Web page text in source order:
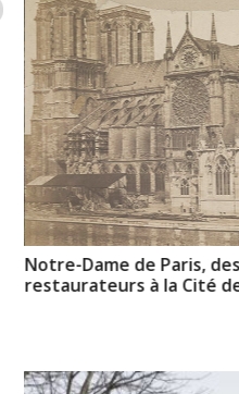
Notre-Dame de Paris,
restaurateurs à la Cité